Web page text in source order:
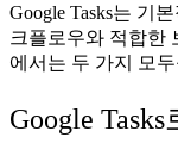
Google Tasks는 기
크플로우와 적합한
에서는 두 가지 모
Google